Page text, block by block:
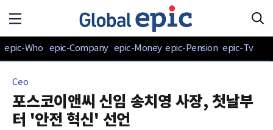
epic-Who epic-Company epic-Money epic-Pension epic-Tv
Ceo
포스코이앤씨 신임 송치영 사장, 첫날부
터 '안전 혁신' 선언